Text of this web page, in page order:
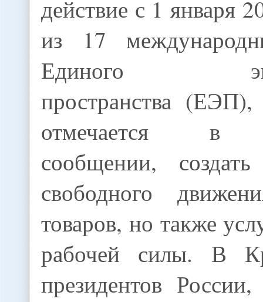
действие с 1 января
из 17
Единого
пространства (ЕЭП),
отмечается в
сообщении,
свободного
товаров, но также
рабочей силы. В
президентов